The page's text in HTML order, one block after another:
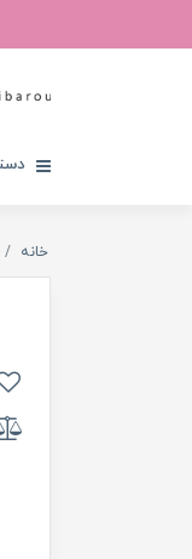
خانه